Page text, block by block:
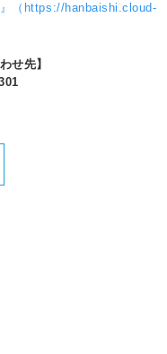
』（https://hanbaishi.cloud-
せ先】